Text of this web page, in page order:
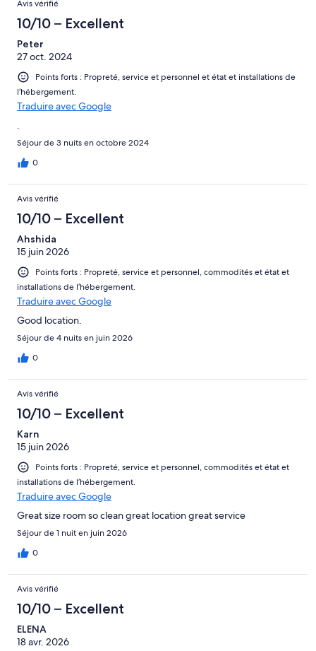
Avis vérifié
10/10 – Excellent
Peter
27 oct. 2024
Points forts : Propreté, service et personnel et état et installations de
l’hébergement.
Traduire avec Google
.
Séjour de 3 nuits en octobre 2024
0
Avis vérifié
10/10 – Excellent
Ahshida
15 juin 2026
Points forts : Propreté, service et personnel, commodités et état et
installations de l’hébergement.
Traduire avec Google
Good location.
Séjour de 4 nuits en juin 2026
0
Avis vérifié
10/10 – Excellent
Karn
15 juin 2026
Points forts : Propreté, service et personnel, commodités et état et
installations de l’hébergement.
Traduire avec Google
Great size room so clean great location great service
Séjour de 1 nuit en juin 2026
0
Avis vérifié
10/10 – Excellent
ELENA
18 avr. 2026